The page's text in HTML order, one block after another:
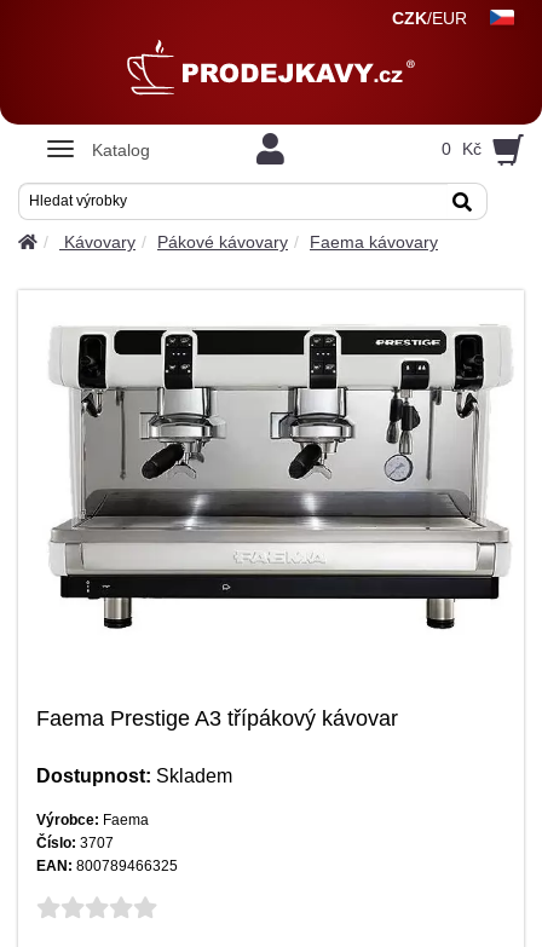
CZK/EUR
Zobrazit
Katalog 0 Kč
Kávovary Pákové kávovary Faema kávovary
Faema Prestige A3 třípákový kávovar
Dostupnost: Skladem
Výrobce: Faema
Číslo: 3707
EAN: 800789466325